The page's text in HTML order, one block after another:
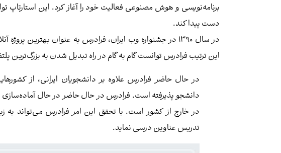
برنامه‌نویسی و هوش مصنوعی فعالیت خود را آغاز کرد‌. این
دست پیدا کند.
در سال ۱۳۹۰ در جشنواره وب ایران، فرادرس به عنوان بهترین
این ترتیب فرادرس توانست گام به گام در راه تبدیل شدن به بزرگ‌ترین
در حال حاضر فرادرس علاوه بر دانشجویان ایرانی، از
دانشجو پذیرفته است. فرادرس در حال حاضر در حال آماده‌سازی و
در خارج از کشور است. با تحقق این امر فرادرس می‌تواند به
تدریس عناوین درسی نماید.